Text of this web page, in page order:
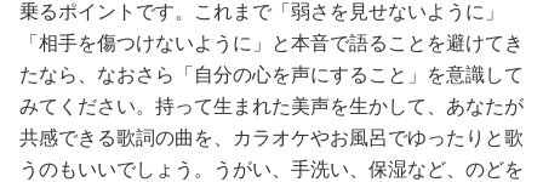
乗るポイントです。これまで「弱さを見せないように」
「相手を傷つけないように」と本音で語ることを避けてき
たなら、なおさら「自分の心を声にすること」を意識して
みてください。持って生まれた美声を生かして、あなたが
共感できる歌詞の曲を、カラオケやお風呂でゆったりと歌
うのもいいでしょう。うがい、手洗い、保湿など、のどを